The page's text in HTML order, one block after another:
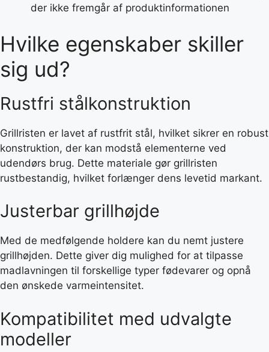
der ikke fremgår af produktinformationen
Hvilke egenskaber skiller
sig ud?
Rustfri stålkonstruktion
Grillristen er lavet af rustfrit stål, hvilket sikrer en robust
konstruktion, der kan modstå elementerne ved
udendørs brug. Dette materiale gør grillristen
rustbestandig, hvilket forlænger dens levetid markant.
Justerbar grillhøjde
Med de medfølgende holdere kan du nemt justere
grillhøjden. Dette giver dig mulighed for at tilpasse
madlavningen til forskellige typer fødevarer og opnå
den ønskede varmeintensitet.
Kompatibilitet med udvalgte
modeller